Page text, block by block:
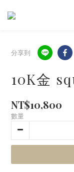
分享到
10K金
NT$10,800
數量